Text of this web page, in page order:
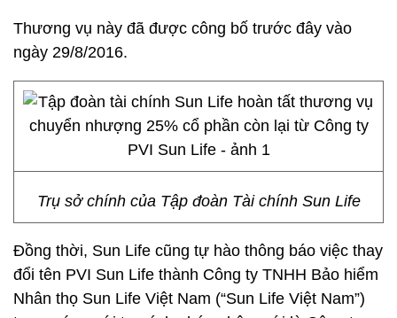
Thương vụ này đã được công bố trước đây vào
ngày 29/8/2016.
Trụ sở chính của Tập đoàn Tài chính Sun Life
Đồng thời, Sun Life cũng tự hào thông báo việc thay
đổi tên PVI Sun Life thành Công ty TNHH Bảo hiểm
Nhân thọ Sun Life Việt Nam (“Sun Life Việt Nam”)